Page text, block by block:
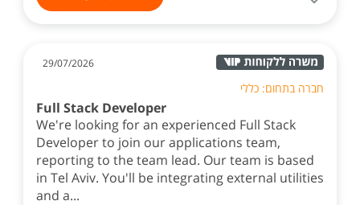
29/07/2026
חברה בתחום: כללי
Full Stack Developer
We're looking for an experienced Full Stack
Developer to join our applications team,
reporting to the team lead. Our team is based
in Tel Aviv. You'll be integrating external utilities
and a...